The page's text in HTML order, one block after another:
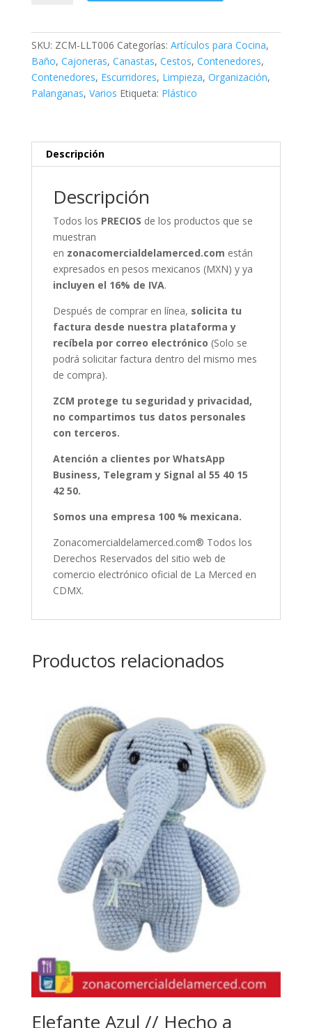
SKU: ZCM-LLT006 Categorías: Artículos para Cocina,
Baño, Cajoneras, Canastas, Cestos, Contenedores,
Contenedores, Escurridores, Limpieza, Organización,
Palanganas, Varios Etiqueta: Plástico
Descripción
Descripción
Todos los PRECIOS de los productos que se
muestran
en zonacomercialdelamerced.com están
expresados en pesos mexicanos (MXN) y ya
incluyen el 16% de IVA.
Después de comprar en línea, solicita tu
factura desde nuestra plataforma y
recíbela por correo electrónico (Solo se
podrá solicitar factura dentro del mismo mes
de compra).
ZCM protege tu seguridad y privacidad,
no compartimos tus datos personales
con terceros.
Atención a clientes por WhatsApp
Business, Telegram y Signal al 55 40 15
42 50.
Somos una empresa 100 % mexicana.
Zonacomercialdelamerced.com® Todos los
Derechos Reservados del sitio web de
comercio electrónico oficial de La Merced en
CDMX.
Productos relacionados
Elefante Azul // Hecho a